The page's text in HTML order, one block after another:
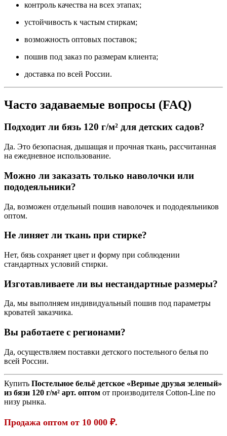
контроль качества на всех этапах;
устойчивость к частым стиркам;
возможность оптовых поставок;
пошив под заказ по размерам клиента;
доставка по всей России.
Часто задаваемые вопросы (FAQ)
Подходит ли бязь 120 г/м² для детских садов?
Да. Это безопасная, дышащая и прочная ткань, рассчитанная
на ежедневное использование.
Можно ли заказать только наволочки или
пододеяльники?
Да, возможен отдельный пошив наволочек и пододеяльников
оптом.
Не линяет ли ткань при стирке?
Нет, бязь сохраняет цвет и форму при соблюдении
стандартных условий стирки.
Изготавливаете ли вы нестандартные размеры?
Да, мы выполняем индивидуальный пошив под параметры
кроватей заказчика.
Вы работаете с регионами?
Да, осуществляем поставки детского постельного белья по
всей России.
Купить Постельное бельё детское «Верные друзья зеленый»
из бязи 120 г/м² арт. оптом от производителя Cotton-Line по
низу рынка.
Продажа оптом от 10 000 ₽.